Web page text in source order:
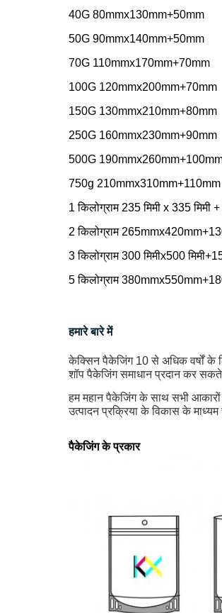
40G 80mmx130mm+50mm
50G 90mmx140mm+50mm
70G 110mmx170mm+70mm
100G 120mmx200mm+70mm
150G 130mmx210mm+80mm
250G 160mmx230mm+90mm
500G
750g 210mmx310mm+110mm
1 किलोग्राम 235 मिमी x 335 मिमी
2 किलोग्राम
3 किलोग्राम 300 मिमीx500
5 किलोग्राम
हमारे बारे में
केक्सिन पैकेजिंग 10 से अधिक वर्षों के
शॉप पैकेजिंग समाधान प्रदान कर
हम महान पैकेजिंग के साथ सभी
उत्पादन प्रक्रिया के विकास के
पैकेजिंग के प्रकार